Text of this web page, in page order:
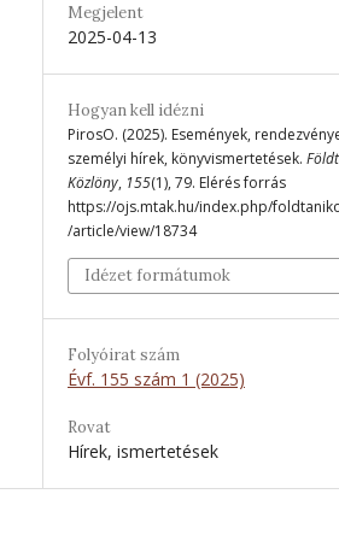
Megjelent
2025-04-13
Hogyan kell idézni
PirosO. (2025). Események,
személyi hírek, könyvismertetések.
Közlöny, 155(1), 79. Elérés forrás
https://ojs.mtak.hu/index.php/
/article/view/18734
Idézet formátumok
Folyóirat szám
Évf. 155 szám 1 (2025)
Rovat
Hírek, ismertetések